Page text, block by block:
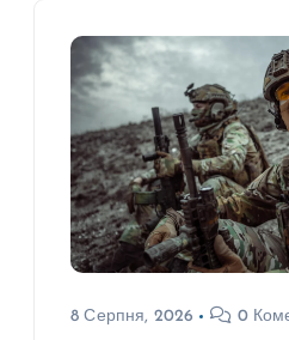
8 Серпня, 2026 0